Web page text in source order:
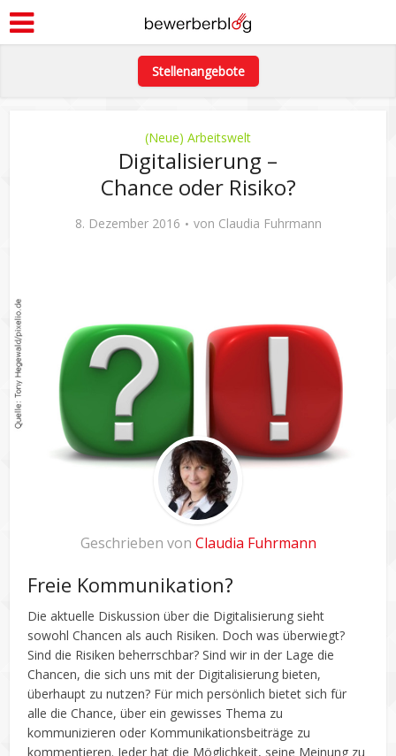
Stellenangebote
(Neue) Arbeitswelt
Digitalisierung –
Chance oder Risiko?
8. Dezember 2016 von Claudia Fuhrmann
Geschrieben von Claudia Fuhrmann
Freie Kommunikation?
Die aktuelle Diskussion über die Digitalisierung sieht
sowohl Chancen als auch Risiken. Doch was überwiegt?
Sind die Risiken beherrschbar? Sind wir in der Lage die
Chancen, die sich uns mit der Digitalisierung bieten,
überhaupt zu nutzen? Für mich persönlich bietet sich für
alle die Chance, über ein gewisses Thema zu
kommunizieren oder Kommunikationsbeiträge zu
kommentieren. Jeder hat die Möglichkeit, seine Meinung zu